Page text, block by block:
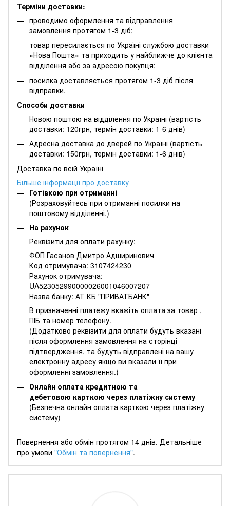
Терміни доставки:
проводимо оформлення та відправлення
замовлення протягом 1-3 діб;
товар пересилається по Україні службою доставки
«Нова Пошта» та приходить у найближче до клієнта
відділення або за адресою покупця;
посилка доставляється протягом 1-3 діб після
відправки.
Способи доставки
Новою поштою на відділення по Україні (вартість
доставки: 120грн, термін доставки: 1-6 днів)
Адресна доставка до дверей по Україні (вартість
доставки: 150грн, термін доставки: 1-6 днів)
Доставка по всій Україні
Більше інформації про доставку
Готівкою при отриманні
(Розраховуйтесь при отриманні посилки на
поштовому відділенні.)
На рахунок
Реквізити для оплати рахунку:
ФОП Гасанов Дмитро Адширинович
Код отримувача: 3107424230
Рахунок отримувача:
UA523052990000026001046007207
Назва банку: АТ КБ "ПРИВАТБАНК"
В призначенні платежу вкажіть оплата за товар ,
ПІБ та номер телефону.
(Додатково реквізити для оплати будуть вказані
після оформлення замовлення на сторінці
підтвердження, та будуть відправлені на вашу
електронну адресу якщо ви вказали її при
оформленні замовлення.)
Онлайн оплата кредитною та
дебетовою карткою через платіжну систему
(Безпечна онлайн оплата карткою через платіжну
систему)
Повернення або обмін протягом 14 днів. Детальніше
про умови "Обмін та повернення".